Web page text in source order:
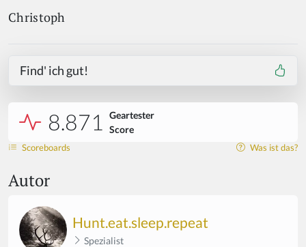
Christoph
Find' ich gut!
8.871
Geartester
Score
Scoreboards Was ist das?
Autor
Hunt.eat.sleep.repeat
Spezialist